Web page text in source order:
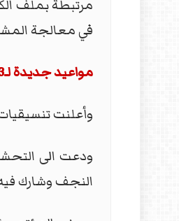
مرتبطة بملف
في معالجة
مواعيد جديدة لـ3 احتجاجات
وأعلنت تنسيقيات
ودعت الى
النجف وشارك